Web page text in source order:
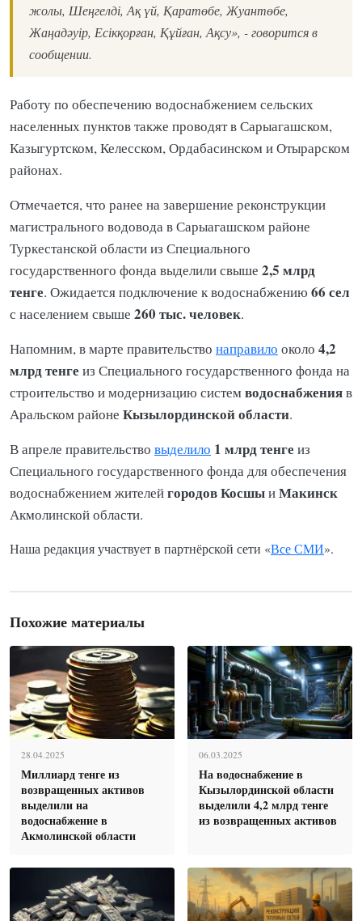
жолы, Шеңгелді, Ақ үй, Қаратөбе, Жуантөбе,
Жаңадәуір, Есікқорған, Құйған, Ақсу», - говорится в
сообщении.
Работу по обеспечению водоснабжением сельских
населенных пунктов также проводят в Сарыагашском,
Казыгуртском, Келесском, Ордабасинском и Отырарском
районах.
Отмечается, что ранее на завершение реконструкции
магистрального водовода в Сарыагашском районе
Туркестанской области из Специального
государственного фонда выделили свыше 2,5 млрд
тенге. Ожидается подключение к водоснабжению 66 сел
с населением свыше 260 тыс. человек.
Напомним, в марте правительство направило около 4,2
млрд тенге из Специального государственного фонда на
строительство и модернизацию системводоснабженияв
Аральском районе Кызылординской области.
В апреле правительство выделило 1 млрд тенге из
Специального государственного фонда для обеспечения
водоснабжением жителейгородов КосшыиМакинск
Акмолинской области.
Наша редакция участвует в партнёрской сети «Все СМИ».
Похожие материалы
28.04.2025
Миллиард тенге из
возвращенных активов
выделили на
водоснабжение в
Акмолинской области
06.03.2025
На водоснабжение в
Кызылординской области
выделили 4,2 млрд тенге
из возвращенных активов